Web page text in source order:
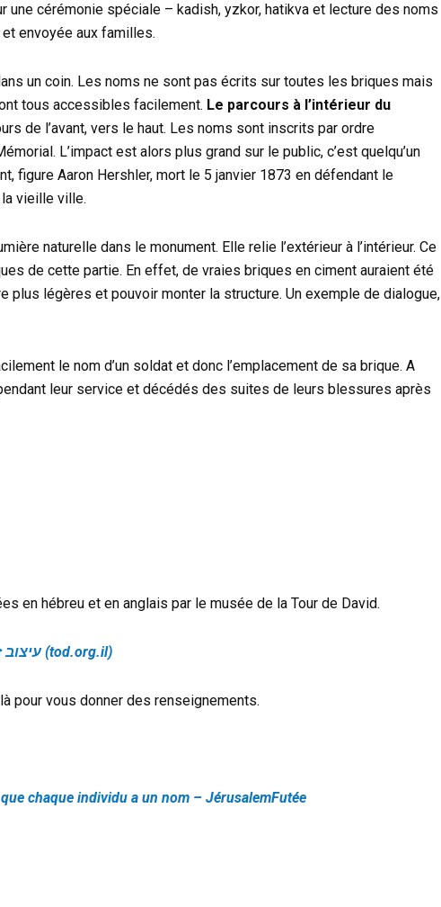
une cérémonie spéciale – kadish, yzkor, hatikva et lecture des noms
envoyée aux familles.
un coin. Les noms ne sont pas écrits sur toutes les briques mais
tous accessibles facilement. Le parcours à l’intérieur du
de l’avant, vers le haut. Les noms sont inscrits par ordre
L’impact est alors plus grand sur le public, c’est quelqu’un
figure Aaron Hershler, mort le 5 janvier 1873 en défendant le
vieille ville.
naturelle dans le monument. Elle relie l’extérieur à l’intérieur. Ce
de cette partie. En effet, de vraies briques en ciment auraient été
légères et pouvoir monter la structure. Un exemple de dialogue,
le nom d’un soldat et donc l’emplacement de sa brique. A
leur service et décédés des suites de leurs blessures après
en hébreu et en anglais par le musée de la Tour de David.
עיצוב זיכרון – תערוכה חדשה במוזיאון | מוזיאון מגדל דוד ירושלים (tod.org.il)
pour vous donner des renseignements.
chaque individu a un nom – JérusalemFutée